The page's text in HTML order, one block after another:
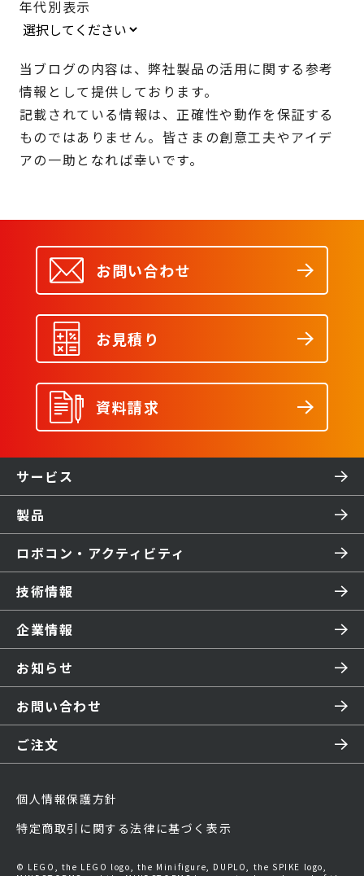
年代別表示
当ブログの内容は、弊社製品の活用に関する参考
情報として提供しております。
記載されている情報は、正確性や動作を保証する
ものではありません。皆さまの創意工夫やアイデ
アの一助となれば幸いです。
お問い合わせ
お見積り
資料請求
サービス
製品
ロボコン・アクティビティ
技術情報
企業情報
お知らせ
お問い合わせ
ご注文
個人情報保護方針
特定商取引に関する法律に基づく表示
© LEGO, the LEGO logo, the Minifigure, DUPLO, the SPIKE logo,